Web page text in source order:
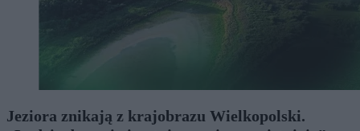
Jeziora znikają z krajobrazu Wielkopolski.